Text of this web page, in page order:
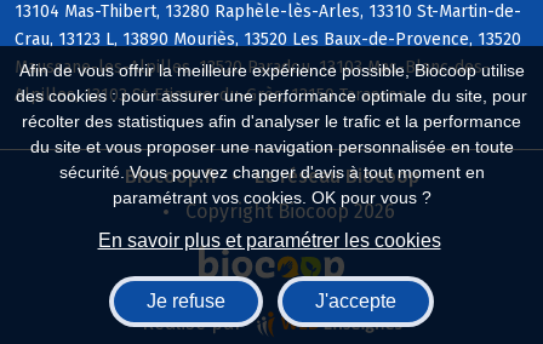
Afin de vous offrir la meilleure expérience possible, Biocoop utilise
des cookies : pour assurer une performance optimale du site, pour
récolter des statistiques afin d'analyser le trafic et la performance
du site et vous proposer une navigation personnalisée en toute
sécurité. Vous pouvez changer d'avis à tout moment en
paramétrant vos cookies. OK pour vous ?
En savoir plus et paramétrer les cookies
Je refuse J'accepte
13104 Mas-Thibert, 13280 Raphèle-lès-Arles, 13310 St-Martin-de-
Crau, 13123 L, 13890 Mouriès, 13520 Les Baux-de-Provence, 13520
Maussane-les-Alpilles, 13520 Paradou, 13103 Mas-Blanc-des-
Alpilles, 13103 St-Etienne-du-Grès, 13150 Tarascon
Biocoop.fr
Le réseau Biocoop
Copyright Biocoop 2026
Réalisé par